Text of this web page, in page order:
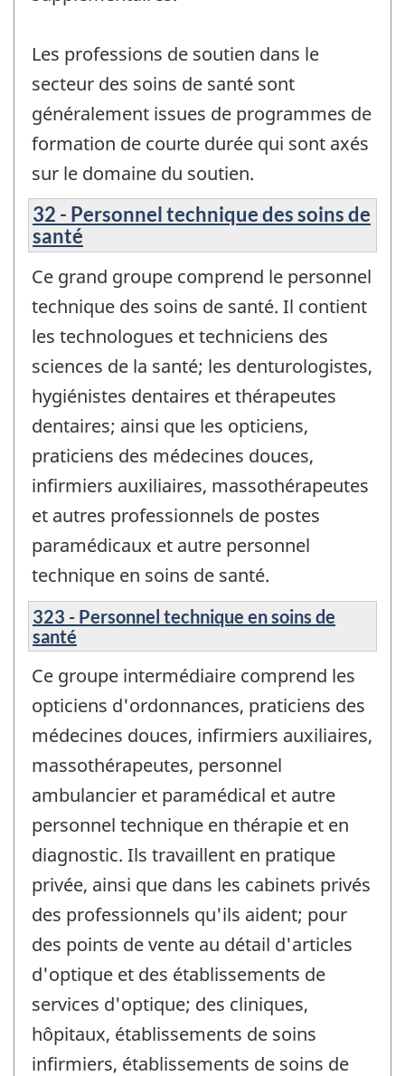
Les professions de soutien dans le
secteur des soins de santé sont
généralement issues de programmes de
formation de courte durée qui sont axés
sur le domaine du soutien.
32 - Personnel technique des soins de
santé
Ce grand groupe comprend le personnel
technique des soins de santé. Il contient
les technologues et techniciens des
sciences de la santé; les denturologistes,
hygiénistes dentaires et thérapeutes
dentaires; ainsi que les opticiens,
praticiens des médecines douces,
infirmiers auxiliaires, massothérapeutes
et autres professionnels de postes
paramédicaux et autre personnel
technique en soins de santé.
323 - Personnel technique en soins de
santé
Ce groupe intermédiaire comprend les
opticiens d'ordonnances, praticiens des
médecines douces, infirmiers auxiliaires,
massothérapeutes, personnel
ambulancier et paramédical et autre
personnel technique en thérapie et en
diagnostic. Ils travaillent en pratique
privée, ainsi que dans les cabinets privés
des professionnels qu'ils aident; pour
des points de vente au détail d'articles
d'optique et des établissements de
services d'optique; des cliniques,
hôpitaux, établissements de soins
infirmiers, établissements de soins de